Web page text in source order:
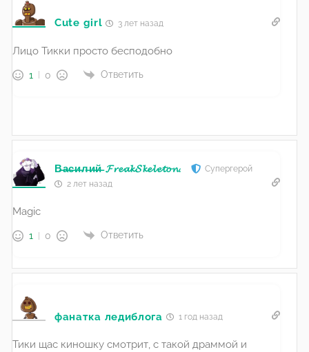
Cute girl 3 лет назад
Лицо Тикки просто бесподобно
1 0 Ответить
В̶а̶с̶и̶л̶и̶й̶ 𝓕𝓻𝓮𝓪𝓴𝓢𝓴𝓮𝓵𝓮𝓽𝓸𝓷.
Супергерой
2 лет назад
Magic
1 0 Ответить
фанатка ледиблога 1 год назад
Тики щас киношку смотрит, с такой драммой и